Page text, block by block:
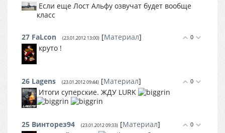
Если еще Лост Альфу озвучат будет вообще
класс
0
27 FaLcon (23.01.2012 13:00) [Материал]
круто !
0
26 Lagens (23.01.2012 09:44) [Материал]
Итоги суперские. ЖДУ LURK
0
25 Винторез94 (23.01.2012 09:33) [Материал]